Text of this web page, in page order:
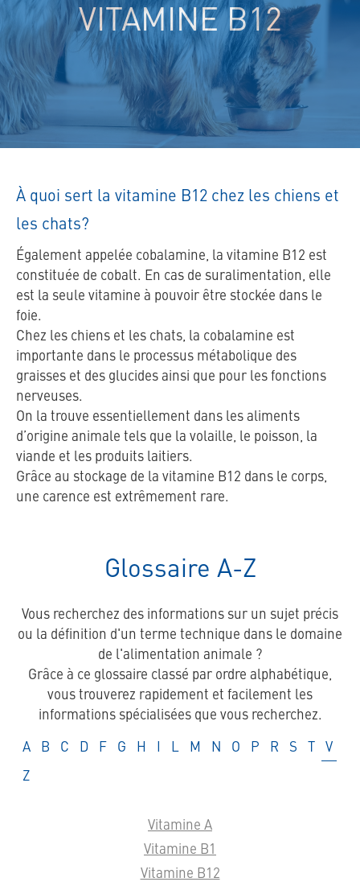
VITAMINE B12
À quoi sert la vitamine B12 chez les chiens et
les chats?
Également appelée cobalamine, la vitamine B12 est
constituée de cobalt. En cas de suralimentation, elle
est la seule vitamine à pouvoir être stockée dans le
foie.
Chez les chiens et les chats, la cobalamine est
importante dans le processus métabolique des
graisses et des glucides ainsi que pour les fonctions
nerveuses.
On la trouve essentiellement dans les aliments
d’origine animale tels que la volaille, le poisson, la
viande et les produits laitiers.
Grâce au stockage de la vitamine B12 dans le corps,
une carence est extrêmement rare.
Glossaire A-Z
Vous recherchez des informations sur un sujet précis
ou la définition d'un terme technique dans le domaine
de l'alimentation animale ?
Grâce à ce glossaire classé par ordre alphabétique,
vous trouverez rapidement et facilement les
informations spécialisées que vous recherchez.
Glossaire
A Glossaire
B Glossaire
C Glossaire
D Glossaire
F Glossaire
G Glossaire
H Glossaire
I Glossaire
L Glossaire
M Glossaire
N Glossaire
O Glossaire
P Glossaire
R Glossaire
S T V
Glossaire
Z
Vitamine A
Vitamine B1
Vitamine B12